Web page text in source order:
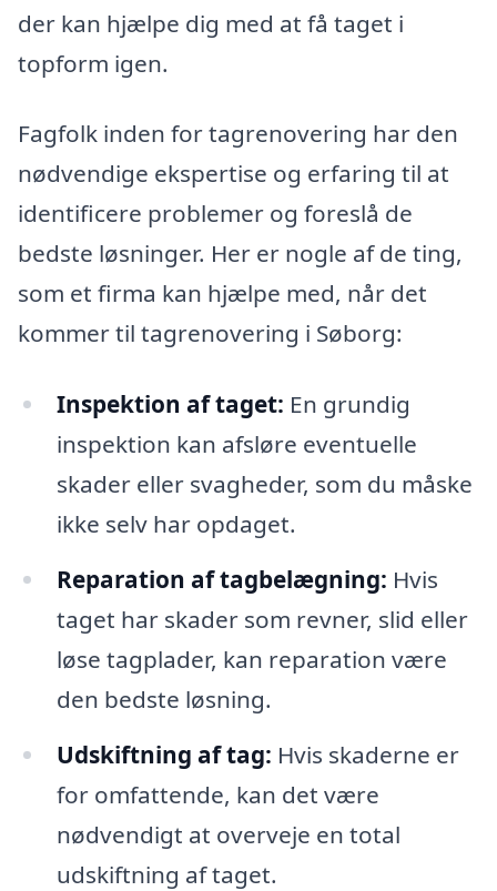
der kan hjælpe dig med at få taget i
topform igen.
Fagfolk inden for tagrenovering har den
nødvendige ekspertise og erfaring til at
identificere problemer og foreslå de
bedste løsninger. Her er nogle af de ting,
som et firma kan hjælpe med, når det
kommer til tagrenovering i Søborg:
Inspektion af taget: En grundig
inspektion kan afsløre eventuelle
skader eller svagheder, som du måske
ikke selv har opdaget.
Reparation af tagbelægning: Hvis
taget har skader som revner, slid eller
løse tagplader, kan reparation være
den bedste løsning.
Udskiftning af tag: Hvis skaderne er
for omfattende, kan det være
nødvendigt at overveje en total
udskiftning af taget.